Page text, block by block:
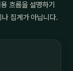
흐름을 설명하기
집계가 아닙니다.